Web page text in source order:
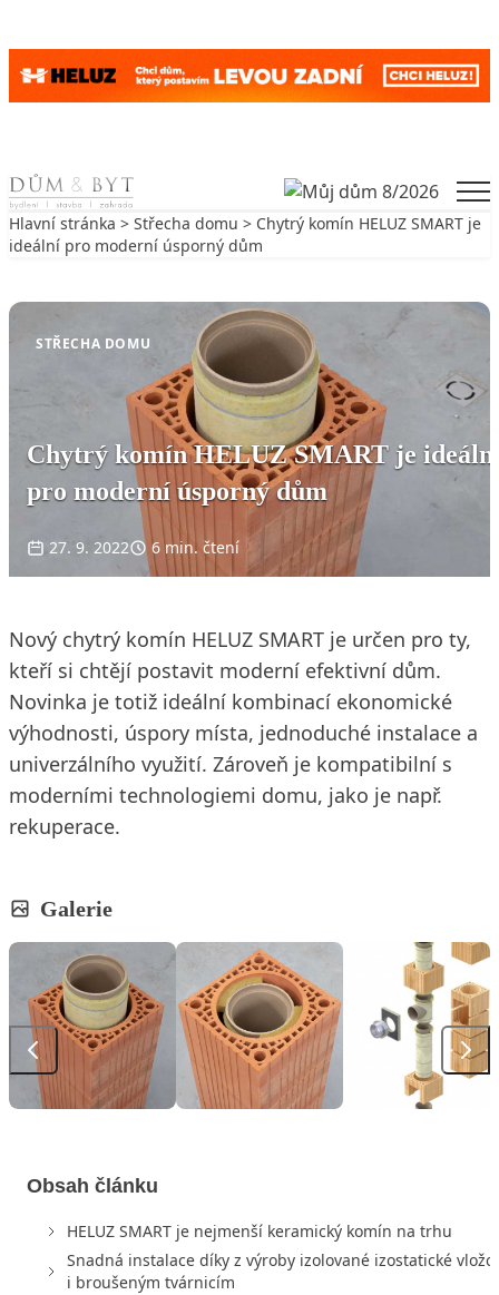
Skip to content
Hlavní stránka > Střecha domu > Chytrý komín HELUZ SMART je
ideální pro moderní úsporný dům
STŘECHA DOMU
Chytrý komín HELUZ SMART je
pro moderní úsporný dům
27. 9. 2022 6 min. čtení
Nový chytrý komín HELUZ SMART je určen pro ty,
kteří si chtějí postavit moderní efektivní dům.
Novinka je totiž ideální kombinací ekonomické
výhodnosti, úspory místa, jednoduché instalace a
univerzálního využití. Zároveň je kompatibilní s
moderními technologiemi domu, jako je např.
rekuperace.
Galerie
Obsah článku
HELUZ SMART je nejmenší keramický komín na trhu
Snadná instalace díky z výroby izolované izostatické
i broušeným tvárnicím